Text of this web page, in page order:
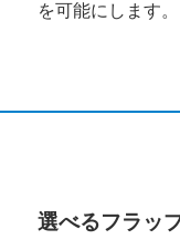
を可能にします。
選べるフラッ